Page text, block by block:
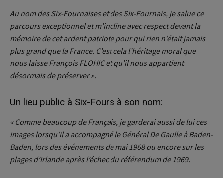
Au nom des Six-Fournaises et des Six-Fournais, je salue ce
parcours exceptionnel et m’incline avec respect devant la
mémoire de cet ardent patriote pour qui rien n’était jamais
plus grand que la France. C’est cela l’héritage moral que
nous laisse François FLOHIC et qu’il nous appartient
désormais de préserver ».
Un lieu public à Six-Fours à son nom:
« Comme beaucoup de Français, je garderai aussi de lui ces
images lorsqu’il a accompagné le Général De Gaulle à Baden-
Baden, lors des événements de mai 1968 ou encore sur les
plages d’Irlande après l’échec du référendum de 1969.